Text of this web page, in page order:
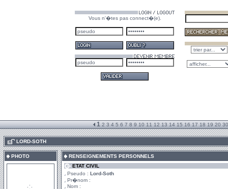
Vous n'�tes pas connect�(e).
1 2 3 4 5 6 7 8 9 10 11 12 13 14 15 16 17 18 19 20 30
LORD-SOTH
PHOTO
RENSEIGNEMENTS PERSONNELS
ETAT CIVIL
Pseudo : Lord-Soth
Pr�nom :
Nom :